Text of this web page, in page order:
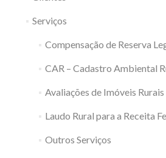
Serviços
Compensação de Reserva
CAR – Cadastro Ambiental
Avaliações de Imóveis
Laudo Rural para a Receita
Outros Serviços